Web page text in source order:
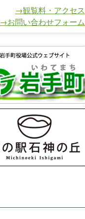
→観覧料・アクセス
→お問い合わせフォーム